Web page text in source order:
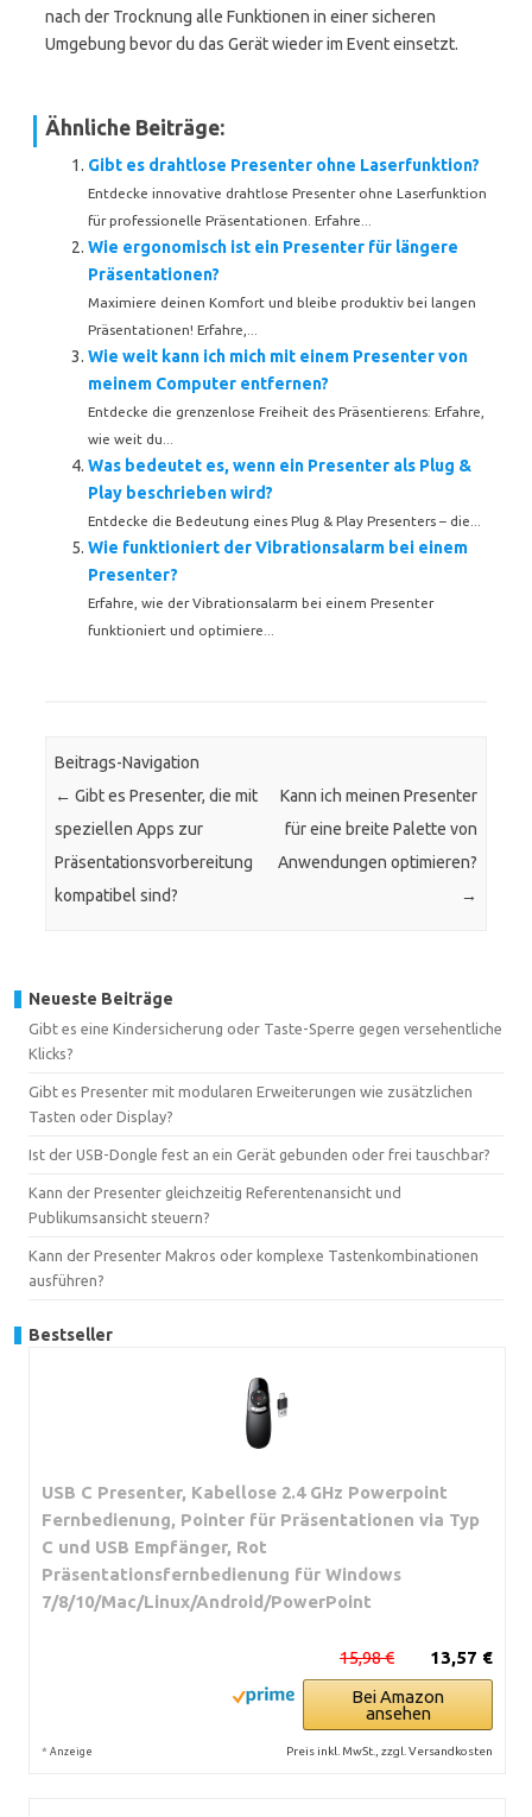
nach der Trocknung alle Funktionen in einer sicheren
Umgebung bevor du das Gerät wieder im Event einsetzt.
Ähnliche Beiträge:
Gibt es drahtlose Presenter ohne Laserfunktion?
Entdecke innovative drahtlose Presenter ohne Laserfunktion
für professionelle Präsentationen. Erfahre...
Wie ergonomisch ist ein Presenter für längere
Präsentationen?
Maximiere deinen Komfort und bleibe produktiv bei langen
Präsentationen! Erfahre,...
Wie weit kann ich mich mit einem Presenter von
meinem Computer entfernen?
Entdecke die grenzenlose Freiheit des Präsentierens: Erfahre,
wie weit du...
Was bedeutet es, wenn ein Presenter als Plug &
Play beschrieben wird?
Entdecke die Bedeutung eines Plug & Play Presenters – die...
Wie funktioniert der Vibrationsalarm bei einem
Presenter?
Erfahre, wie der Vibrationsalarm bei einem Presenter
funktioniert und optimiere...
Beitrags-Navigation
← Gibt es Presenter, die mit
speziellen Apps zur
Präsentationsvorbereitung
kompatibel sind?
Kann ich meinen Presenter
für eine breite Palette von
Anwendungen optimieren?
→
Neueste Beiträge
Gibt es eine Kindersicherung oder Taste-Sperre gegen versehentliche
Klicks?
Gibt es Presenter mit modularen Erweiterungen wie zusätzlichen
Tasten oder Display?
Ist der USB-Dongle fest an ein Gerät gebunden oder frei tauschbar?
Kann der Presenter gleichzeitig Referentenansicht und
Publikumsansicht steuern?
Kann der Presenter Makros oder komplexe Tastenkombinationen
ausführen?
Bestseller
USB C Presenter, Kabellose 2.4 GHz Powerpoint
Fernbedienung, Pointer für Präsentationen via Typ
C und USB Empfänger, Rot
Präsentationsfernbedienung für Windows
7/8/10/Mac/Linux/Android/PowerPoint
13,57 €
15,98 €
Bei Amazon
ansehen
* Anzeige Preis inkl. MwSt., zzgl. Versandkosten